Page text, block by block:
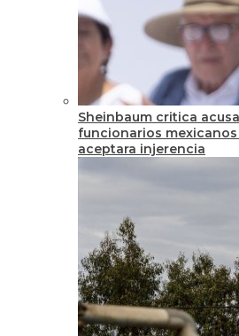
Sheinbaum critica
funcionarios
aceptara injerencia